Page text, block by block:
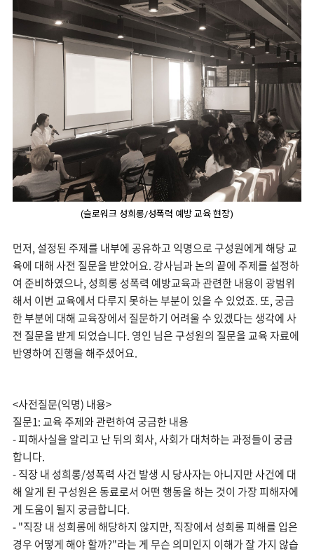
(슬로워크 성희롱/성폭력 예방 교육 현장)
먼저, 설정된 주제를 내부에 공유하고 익명으로 구성원에게 해당 교
육에 대해 사전 질문을 받았어요. 강사님과 논의 끝에 주제를 설정하
여 준비하였으나, 성희롱 성폭력 예방교육과 관련한 내용이 광범위
해서 이번 교육에서 다루지 못하는 부분이 있을 수 있었죠. 또, 궁금
한 부분에 대해 교육장에서 질문하기 어려울 수 있겠다는 생각에 사
전 질문을 받게 되었습니다. 영인 님은 구성원의 질문을 교육 자료에
반영하여 진행을 해주셨어요.
<사전질문(익명) 내용>
질문1: 교육 주제와 관련하여 궁금한 내용
- 피해사실을 알리고 난 뒤의 회사, 사회가 대처하는 과정들이 궁금
합니다.
- 직장 내 성희롱/성폭력 사건 발생 시 당사자는 아니지만 사건에 대
해 알게 된 구성원은 동료로서 어떤 행동을 하는 것이 가장 피해자에
게 도움이 될지 궁금합니다.
- "직장 내 성희롱에 해당하지 않지만, 직장에서 성희롱 피해를 입은
경우 어떻게 해야 할까?"라는 게 무슨 의미인지 이해가 잘 가지 않습